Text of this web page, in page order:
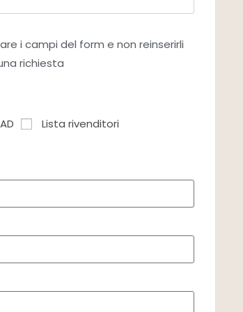
i campi del form e non reinserirli
richiesta
Lista rivenditori